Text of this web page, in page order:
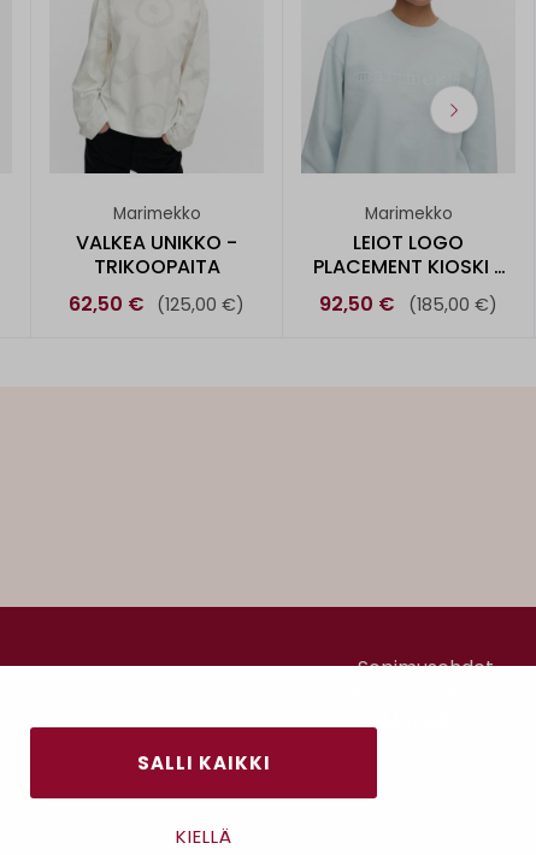
SALLI KAIKKI
KIELLÄ
Marimekko
VALKEA UNIKKO -
TRIKOOPAITA
62,50 € (125,00 €)
Marimekko
LEIOT LOGO
PLACEMENT KIOSKI -
COLLEGEPUSE
92,50 € (185,00 €)
Sopimusehdot